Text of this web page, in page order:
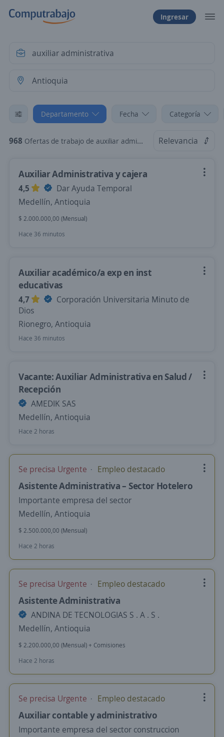
Ingresar
Departamento Fecha Categoría
968 Ofertas de trabajo de auxiliar administrativa en Antioquia Relevancia
Auxiliar Administrativa y cajera
4,5
Dar Ayuda Temporal
Medellín, Antioquia
$ 2.000.000,00 (Mensual)
Hace 36 minutos
Auxiliar académico/a exp en inst
educativas
4,7
Corporación Universitaria Minuto de
Dios
Rionegro, Antioquia
Hace 36 minutos
Vacante: Auxiliar Administrativa en Salud /
Recepción
AMEDIK SAS
Medellín, Antioquia
Hace 2 horas
Se precisa Urgente Empleo destacado
Asistente Administrativa – Sector Hotelero
Importante empresa del sector
Medellín, Antioquia
$ 2.500.000,00 (Mensual)
Hace 2 horas
Se precisa Urgente Empleo destacado
Asistente Administrativa
ANDINA DE TECNOLOGIAS S . A . S .
Medellín, Antioquia
$ 2.200.000,00 (Mensual) + Comisiones
Hace 2 horas
Se precisa Urgente Empleo destacado
Auxiliar contable y administrativo
Importante empresa del sector construccion